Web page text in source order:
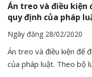
Án treo và điều
quy định của pháp
Ngày đăng 28/02/2020
Án treo và điều kiện để
của pháp luật. Theo bộ